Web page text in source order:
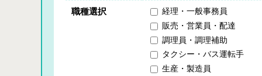
職種選択
経理・一般事務員
販売・営業員・配達
調理員・調理補助
タクシー・バス運転手
生産・製造員